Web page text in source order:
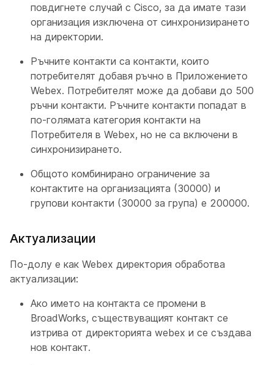
повдигнете случай с Cisco, за да имате тази
организация изключена от синхронизирането
на директории.
Ръчните контакти са контакти, които
потребителят добавя ръчно в Приложението
Webex. Потребителят може да добави до 500
ръчни контакти. Ръчните контакти попадат в
по-голямата категория контакти на
Потребителя в Webex, но не са включени в
синхронизирането.
Общото комбинирано ограничение за
контактите на организацията (30000) и
групови контакти (30000 за група) е 200000.
Актуализации
По-долу е как Webex директория обработва
актуализации:
Ако името на контакта се промени в
BroadWorks, съществуващият контакт се
изтрива от директорията webex и се създава
нов контакт.